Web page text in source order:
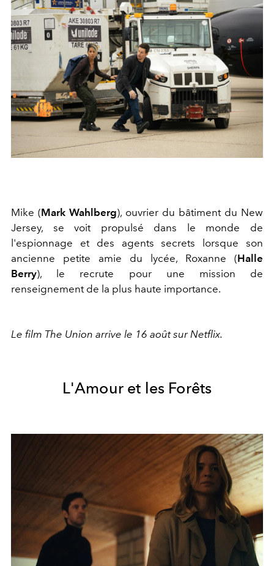
Mike (Mark Wahlberg), ouvrier du bâtiment du New
Jersey, se voit propulsé dans le monde de
l'espionnage et des agents secrets lorsque son
ancienne petite amie du lycée, Roxanne (Halle
Berry), le recrute pour une mission de
renseignement de la plus haute importance.
Le film The Union arrive le 16 août sur Netflix.
L'Amour et les Forêts